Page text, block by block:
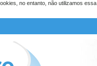
no entanto, não utilizamos